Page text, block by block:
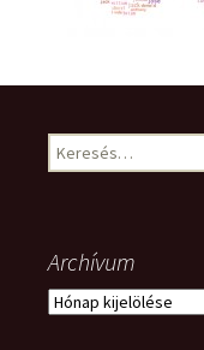
Keresés:
Archívum
Archívum